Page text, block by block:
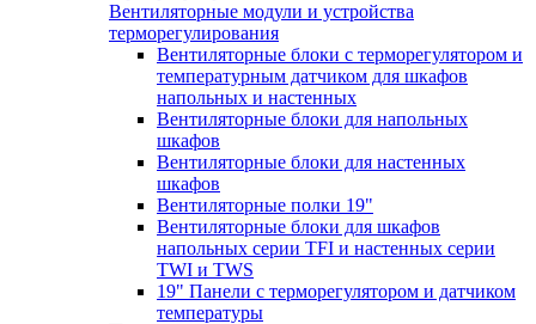
Вентиляторные модули и устройства
терморегулирования
Вентиляторные блоки с терморегулятором и
температурным датчиком для шкафов
напольных и настенных
Вентиляторные блоки для напольных
шкафов
Вентиляторные блоки для настенных
шкафов
Вентиляторные полки 19"
Вентиляторные блоки для шкафов
напольных серии TFI и настенных серии
TWI и TWS
19" Панели с терморегулятором и датчиком
температуры